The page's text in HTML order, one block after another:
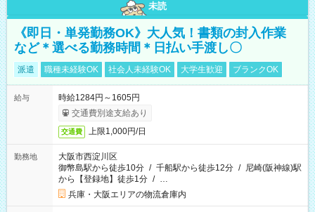
未読
《即日・単発勤務OK》大人気！書類の封入作業
など＊選べる勤務時間＊日払い手渡し〇
派遣 職種未経験OK 社会人未経験OK 大学生歓迎 ブランクOK
給与
時給1284円～1605円
交通費別途支給あり
交通費 上限1,000円/日
勤務地
大阪市西淀川区
御幣島駅から徒歩10分 / 千船駅から徒歩12分 / 尼崎(阪神線)駅
から【登録地】徒歩1分 / …
兵庫・大阪エリアの物流倉庫内